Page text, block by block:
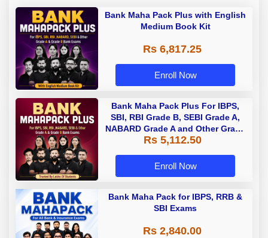
Bank Maha Pack Plus with English
Medium Book Kit
Rs 6,817.25
Enroll Now
Bank Maha Pack Plus For IBPS,
SBI, RBI Grade B, SEBI Grade A,
NABARD Grade A and Other Grade
A & Grade B Bank Exams
Rs 5,112.50
Enroll Now
Bank Maha Pack for IBPS, RRB &
SBI Exams
Rs 2,840.00